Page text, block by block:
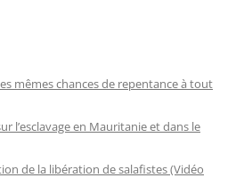
mêmes chances de repentance à tout
l’esclavage en Mauritanie et dans le
de la libération de salafistes (Vidéo